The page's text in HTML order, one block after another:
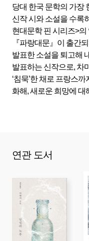
당대 한국 문학의 가장
신작 시와 소설을 수록
현대문학 핀 시리즈>의
『파랑대문』이 출간
발표한 소설을 퇴고해
발표하는 신작으로, 차
‘침묵’한 채로 프랑스
화해, 새로운 희망에 대
연관 도서